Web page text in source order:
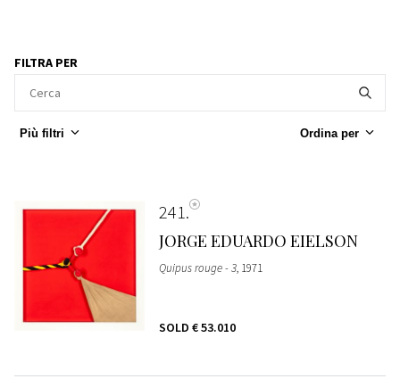
FILTRA PER
Più filtri Ordina per
241
JORGE EDUARDO EIELSON
Quipus rouge - 3, 1971
SOLD € 53.010